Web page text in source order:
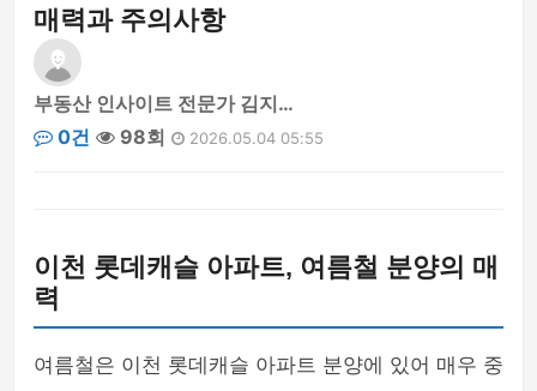
매력과 주의사항
부동산 인사이트 전문가 김지…
0건
98회 2026.05.04 05:55
이천 롯데캐슬 아파트, 여름철 분양의 매
력
여름철은 이천 롯데캐슬 아파트 분양에 있어 매우 중